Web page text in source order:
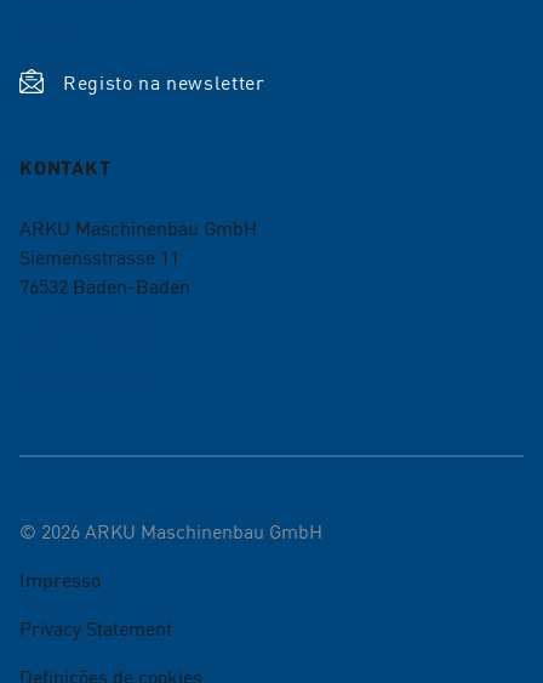
Registo na newsletter
KONTAKT
ARKU Maschinenbau GmbH
Siemensstrasse 11
76532 Baden-Baden
© 2026ARKU Maschinenbau GmbH
Impresso
Privacy Statement
Definições de cookies